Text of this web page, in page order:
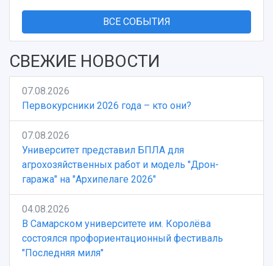
ВСЕ СОБЫТИЯ
СВЕЖИЕ НОВОСТИ
07.08.2026
Первокурсники 2026 года – кто они?
07.08.2026
Университет представил БПЛА для
агрохозяйственных работ и модель "Дрон-
гаража" на "Архипелаге 2026"
04.08.2026
В Самарском университете им. Королёва
состоялся профориентационный фестиваль
"Последняя миля"